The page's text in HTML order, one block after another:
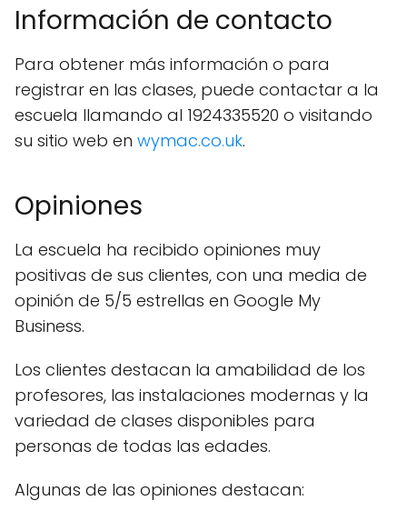
Información de contacto
Para obtener más información o para
registrar en las clases, puede contactar a la
escuela llamando al 1924335520 o visitando
su sitio web en wymac.co.uk.
Opiniones
La escuela ha recibido opiniones muy
positivas de sus clientes, con una media de
opinión de 5/5 estrellas en Google My
Business.
Los clientes destacan la amabilidad de los
profesores, las instalaciones modernas y la
variedad de clases disponibles para
personas de todas las edades.
Algunas de las opiniones destacan: